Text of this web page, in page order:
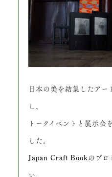
日本の美を結集したアー
し、
トークイベントと展示会
した。
Japan Craft Bookのプロ
い、